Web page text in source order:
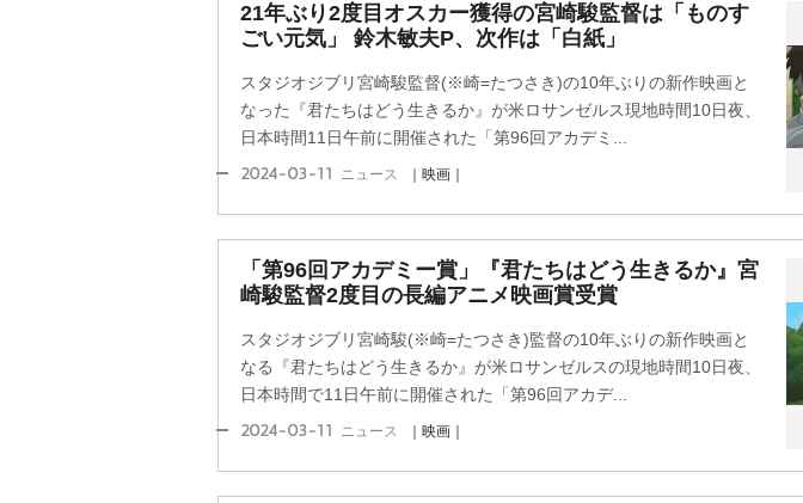
21年ぶり2度目オスカー獲得の宮崎駿監督は「ものす
ごい元気」 鈴木敏夫P、次作は「白紙」
スタジオジブリ宮崎駿監督(※崎=たつさき)の10年ぶりの新作映画と
なった『君たちはどう生きるか』が米ロサンゼルス現地時間10日夜、
日本時間11日午前に開催された「第96回アカデミ...
2024-03-11 ニュース ｜映画｜
「第96回アカデミー賞」『君たちはどう生きるか』宮
崎駿監督2度目の長編アニメ映画賞受賞
スタジオジブリ宮崎駿(※崎=たつさき)監督の10年ぶりの新作映画と
なる『君たちはどう生きるか』が米ロサンゼルスの現地時間10日夜、
日本時間で11日午前に開催された「第96回アカデ...
2024-03-11 ニュース ｜映画｜